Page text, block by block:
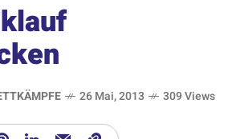
26 Mai, 2013 309 Views